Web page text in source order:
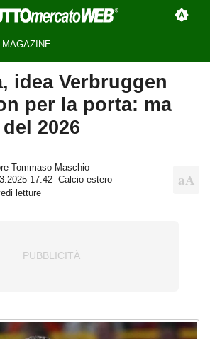
MAGAZINE
idea Verbruggen
per la porta: ma
2026
Tommaso Maschio
17:42
Calcio estero
letture